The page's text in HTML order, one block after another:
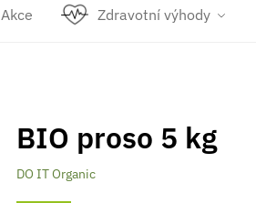
Akce Zdravotní výhody
BIO proso 5 kg
DO IT Organic